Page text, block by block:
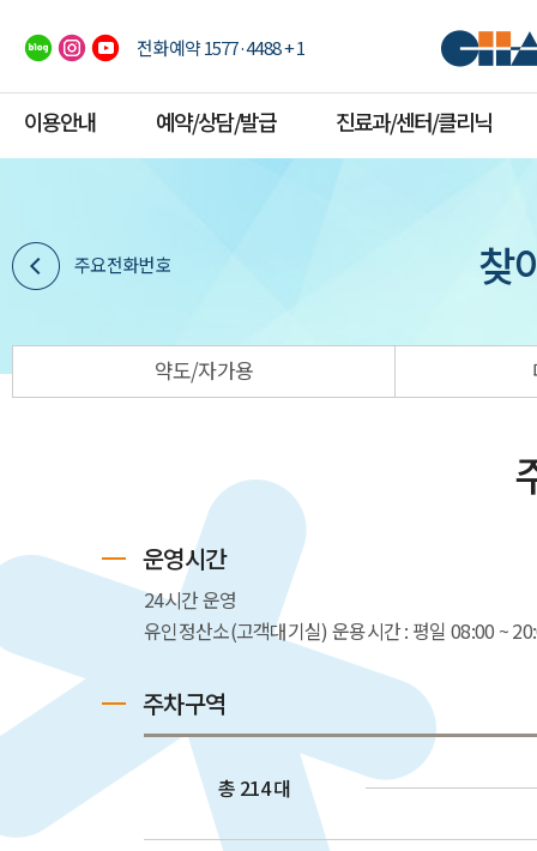
전화예약 1577·4488 + 1
이용안내 예약/상담/발급 진료과/센터/클리닉
주요전화번호 찾
약도/자가용
운영시간
24시간 운영
유인정산소(고객대기실) 운용시간 : 평일 08:00 ~
주차구역
총 214 대